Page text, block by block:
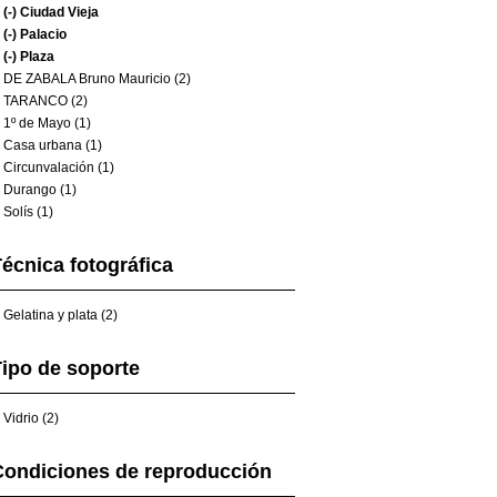
(-) Ciudad Vieja
(-) Palacio
(-) Plaza
DE ZABALA Bruno Mauricio (2)
TARANCO (2)
1º de Mayo (1)
Casa urbana (1)
Circunvalación (1)
Durango (1)
Solís (1)
fotográfica
Gelatina y plata (2)
de soporte
Vidrio (2)
de reproducción